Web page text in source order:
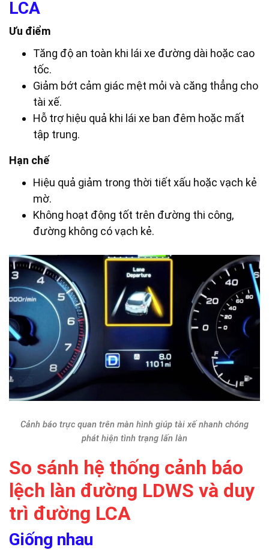
LCA
Ưu điểm
Tăng độ an toàn khi lái xe đường dài hoặc cao
tốc.
Giảm bớt cảm giác mệt mỏi và căng thẳng cho
tài xế.
Hỗ trợ hiệu quả khi lái xe ban đêm hoặc mất
tập trung.
Hạn chế
Hiệu quả giảm trong thời tiết xấu hoặc vạch kẻ
mờ.
Không hoạt động tốt trên đường thi công,
đường không có vạch kẻ.
Cảnh báo trực quan trên màn hình giúp tài xế nhanh chóng
phát hiện tình trạng lấn làn
So sánh hệ thống cảnh báo
lệch làn đường LDWS và duy
trì đường LCA
Giống nhau